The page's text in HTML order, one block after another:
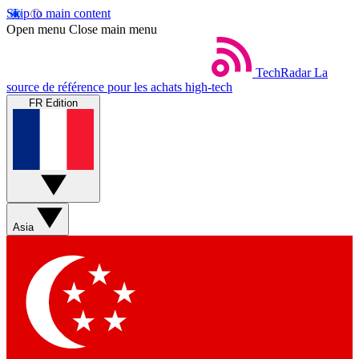
Skip to main content
Open menu Close main menu
TechRadar La
source de référence pour les achats high-tech
FR Edition
Asia